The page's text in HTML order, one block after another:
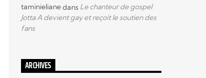
taminielianedans Le chanteur de gospel
Jotta A devient gay et reçoit le soutien des
fans
ARCHIVES